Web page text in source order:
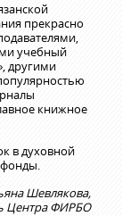
прекрасно
учебный
другими
книжное
в духовной
Шевлякова,
Центра ФИРБО